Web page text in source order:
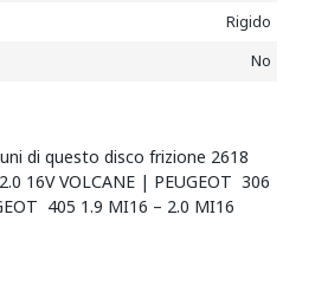
Rigido
No
di questo disco frizione 2618
16V VOLCANE | PEUGEOT 306
405 1.9 MI16 – 2.0 MI16